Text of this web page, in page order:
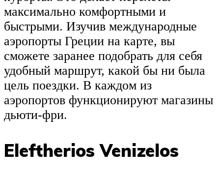
максимально комфортными и
быстрыми. Изучив международные
аэропорты Греции на карте, вы
сможете заранее подобрать для себя
удобный маршрут, какой бы ни была
цель поездки. В каждом из
аэропортов функционируют магазины
дьюти-фри.
Eleftherios Venizelos